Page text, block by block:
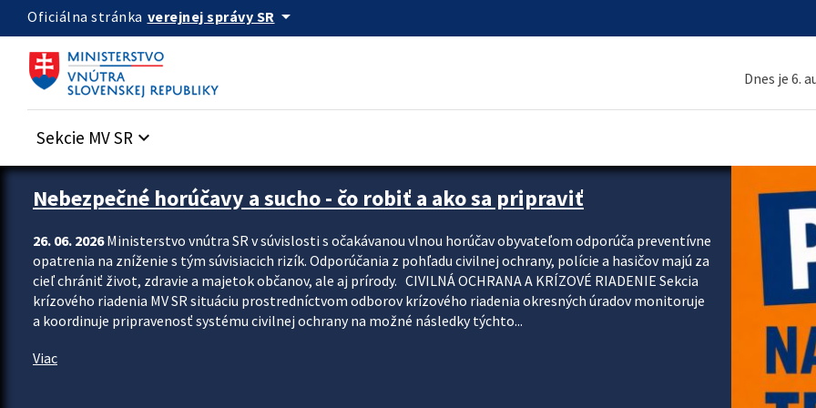
Preskocit na hlavný obsah
Oficiálna stránka verejnej správy SR arrow_drop_down
Dnes je 6.
Sekcie MV SR keyboard_arrow_down
Zastavit automatický posun upútavok
Nebezpečné horúčavy a sucho - čo robiť a ako sa pripraviť
26. 06. 2026Ministerstvo vnútra SR v súvislosti s očakávanou vlnou horúčav obyvateľom odporúča preventívne
opatrenia na zníženie s tým súvisiacich rizík. Odporúčania z pohľadu civilnej ochrany, polície a hasičov majú za
cieľ chrániť život, zdravie a majetok občanov, ale aj prírody. CIVILNÁ OCHRANA A KRÍZOVÉ RIADENIE Sekcia
krízového riadenia MV SR situáciu prostredníctvom odborov krízového riadenia okresných úradov monitoruje
a koordinuje pripravenosť systému civilnej ochrany na možné následky týchto...
Viac